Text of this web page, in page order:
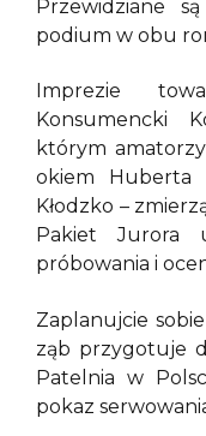
Przewidziane
podium w obu
Imprezie
Konsumencki
którym
okiem Huberta
Kłodzko –
Pakiet Jurora
próbowania i
Zaplanujcie
ząb przygotuje
Patelnia w
pokaz